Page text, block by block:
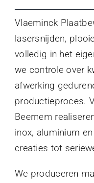
Vlaeminck
lasersnijden,
volledig in het
we controle over
afwerking
productieproces.
Beernem
inox, aluminium
creaties tot
We produceren